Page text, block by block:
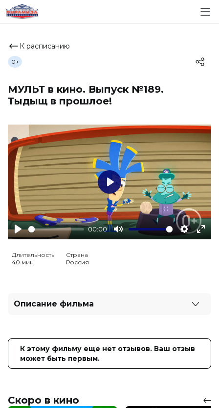
К расписанию
МУЛЬТ в кино. Выпуск №189.
Тыдыщ в прошлое!
0+
Play
00:00
Mute Settings
Play
Длительность
40 мин
Страна
Россия
Описание фильма
великими изобретениями: от древних механизмов до
смелых идей Циолковского и Франклина. Вместе
герои узнают, как открытия прошлого становятся
частью нашего будущего и превращают науку в
Год
2025
К этому фильму еще нет отзывов. Ваш отзыв
может быть первым.
Скоро в кино